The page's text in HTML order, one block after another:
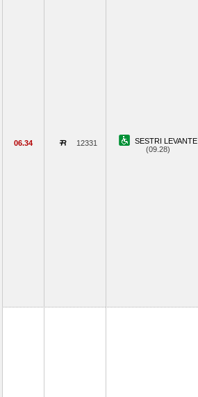
06.34 12331
SESTRI LEVANTE
(09.28)